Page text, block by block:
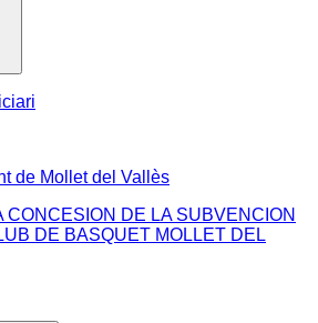
de Mollet del Vallès
CONCESION DE LA SUBVENCION
DE BASQUET MOLLET DEL